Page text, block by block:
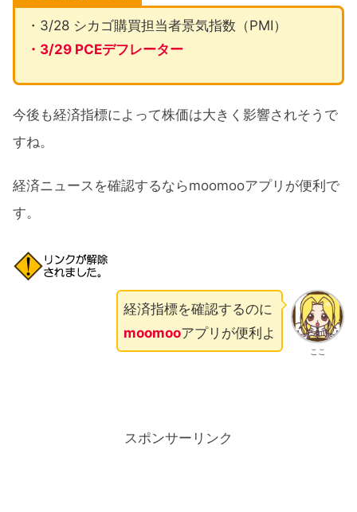
・3/28 シカゴ購買担当者景気指数（PMI）
・3/29 PCEデフレーター
今後も経済指標によって株価は大きく影響されそうで
すね。
経済ニュースを確認するならmoomooアプリが便利で
す。
ここ
経済指標を確認するのに
moomooアプリが便利よ
スポンサーリンク